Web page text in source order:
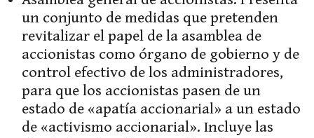
un conjunto de medidas que pretenden
revitalizar el papel de la asamblea de
accionistas como órgano de gobierno y de
control efectivo de los administradores,
para que los accionistas pasen de un
estado de «apatía accionarial» a un estado
de «activismo accionarial». Incluye las